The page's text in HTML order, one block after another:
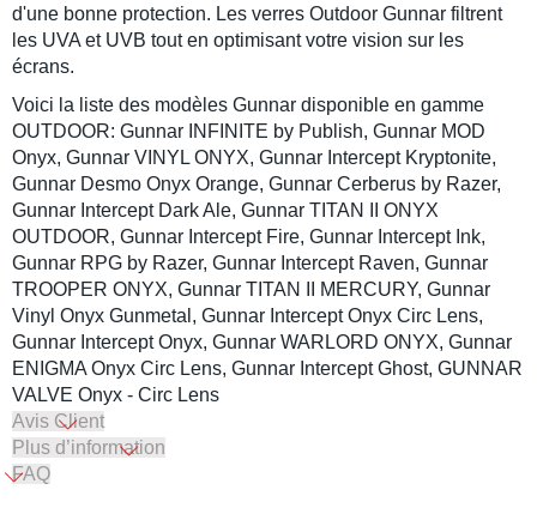
d'une bonne protection. Les verres Outdoor Gunnar filtrent
les UVA et UVB tout en optimisant votre vision sur les
écrans.
Voici la liste des modèles Gunnar disponible en gamme
OUTDOOR: Gunnar INFINITE by Publish, Gunnar MOD
Onyx, Gunnar VINYL ONYX, Gunnar Intercept Kryptonite,
Gunnar Desmo Onyx Orange, Gunnar Cerberus by Razer,
Gunnar Intercept Dark Ale, Gunnar TITAN II ONYX
OUTDOOR, Gunnar Intercept Fire, Gunnar Intercept Ink,
Gunnar RPG by Razer, Gunnar Intercept Raven, Gunnar
TROOPER ONYX, Gunnar TITAN II MERCURY, Gunnar
Vinyl Onyx Gunmetal, Gunnar Intercept Onyx Circ Lens,
Gunnar Intercept Onyx, Gunnar WARLORD ONYX, Gunnar
ENIGMA Onyx Circ Lens, Gunnar Intercept Ghost, GUNNAR
VALVE Onyx - Circ Lens
Avis Client
Plus d’information
FAQ